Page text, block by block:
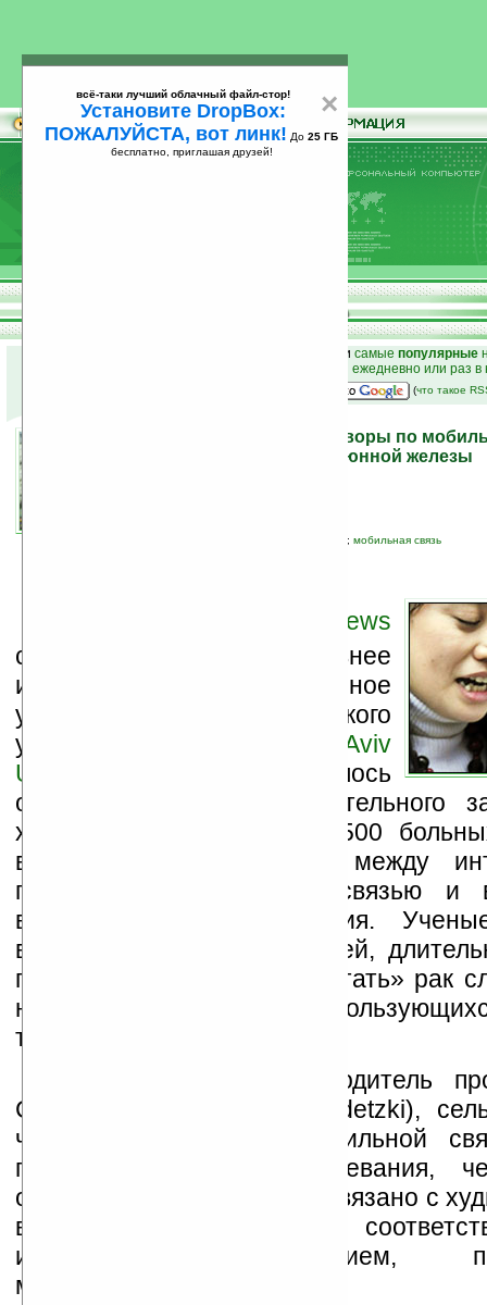
25
и самые популярные
на email ежедневно или раз
(что такое
Продолжительные разговоры по
могут привести к раку слюнной железы
; мобильная связь
BBC News
сообщило, что недавнее
исследование, проведенное
учеными из Тель-Авивского
университета (
Tel Aviv
University
), явилось
основанием для неутешительного
ходе 1300 обследований 500
выявлялась зависимость между
пользования мобильной связью и
возникновения заболевания.
выводу, что у пользователей,
по телефону, риск «заработать» рак
на 50% выше, чем у редко
телефоном.
Как утверждает руководитель
Сигал Садецки (Siegal Sadetzki),
часто пользующиеся мобильной
подвержены риску заболевания,
обитатели. Очевидно, это связано с
в сельской местности и,
интенсивным излучением,
мобильными аппаратами.
×
всё-таки лучший облачный файл-стор!
Установите DropBox:
ПОЖАЛУЙСТА, вот линк! До 25 ГБ
бесплатно, приглашая друзей!